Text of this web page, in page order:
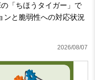
「ちほうタイガー」で
ンと脆弱性への対応状況
2026/08/07